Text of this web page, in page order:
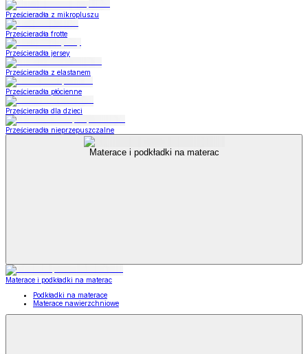
Prześcieradła z mikropluszu
Prześcieradła frotte
Prześcieradła jersey
Prześcieradła z elastanem
Prześcieradła płócienne
Prześcieradła dla dzieci
Prześcieradła nieprzepuszczalne
Materace i podkładki na materac
Materace i podkładki na materac
Podkładki na materace
Materace nawierzchniowe